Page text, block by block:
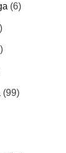
(6)
(99)